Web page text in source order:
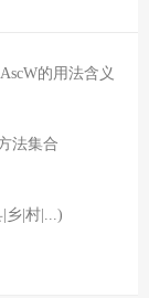
的用法含义
法集合
乡|村|...)